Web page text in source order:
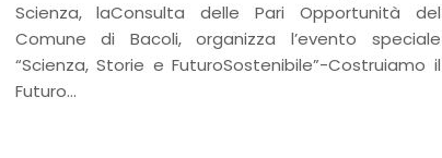
Scienza, laConsulta delle Pari Opportunità del
Comune di Bacoli, organizza l’evento speciale
“Scienza, Storie e FuturoSostenibile”-Costruiamo il
Futuro…